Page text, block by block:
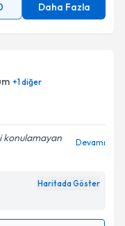
Daha Fazla
+1diğer
konulamayan
Devamı
Haritada Göster